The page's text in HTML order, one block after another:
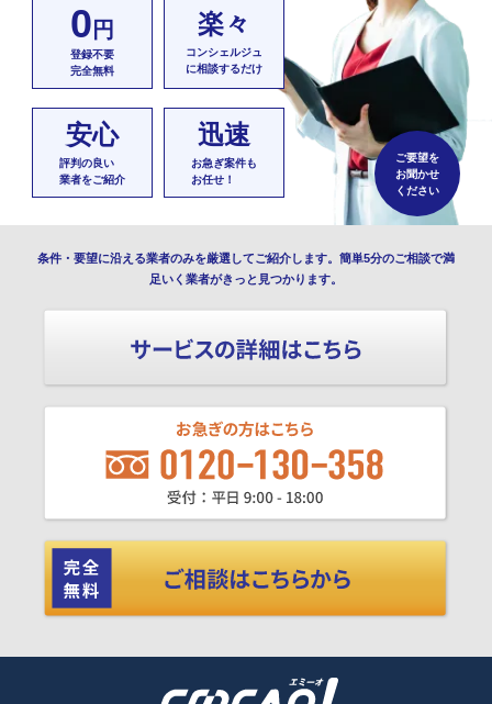
0 円
登録不要
完全無料
楽々
コンシェルジュ
に相談するだけ
安心
評判の良い
業者をご紹介
迅速
お急ぎ案件も
お任せ！
ご要望を
お聞かせ
ください
条件・要望に沿える業者のみを厳選してご紹介します。簡単5分のご相談で満
足いく業者がきっと見つかります。